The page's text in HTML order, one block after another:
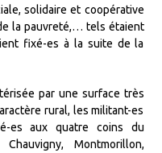
solidaire et coopérative
la pauvreté,… tels étaient
fixé-es à la suite de la
par une surface très
rural, les militant-es
es aux quatre coins du
Montmorillon,